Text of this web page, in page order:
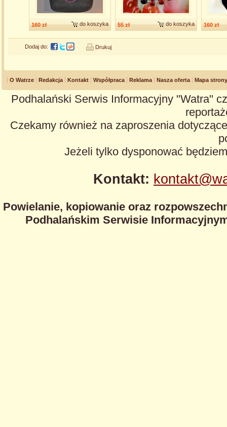
160 zł do koszyka 55 zł do koszyka 160 zł
Dodaj do: Drukuj
O Watrze Redakcja Kontakt Współpraca Reklama Nasza oferta Mapa strony
Podhalański Serwis Informacyjny "Watra"
Czekamy również na zaproszenia
Jeżeli tylko dysponować
Kontakt:
Powielanie, kopiowanie oraz
Podhalańskim Serwisie